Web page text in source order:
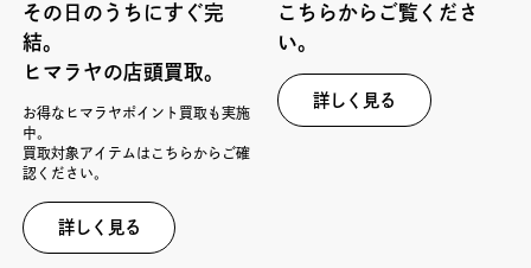
その日のうちにすぐ完
結。
ヒマラヤの店頭買取。
お得なヒマラヤポイント買取も実施
中。
買取対象アイテムはこちらからご確
認ください。
詳しく見る
こちらからご覧くださ
い。
詳しく見る